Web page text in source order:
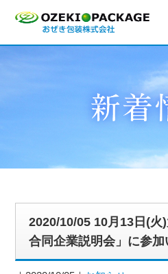
2020/10/05 10月13日(火
合同企業説明会」に参